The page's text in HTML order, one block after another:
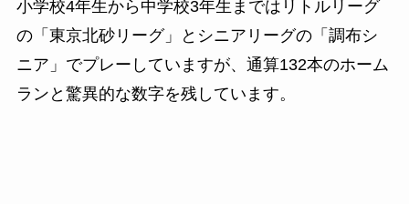
小学校4年生から中学校3年生まではリトルリーグ
の「東京北砂リーグ」とシニアリーグの「調布シ
ニア」でプレーしていますが、通算132本のホーム
ランと驚異的な数字を残しています。